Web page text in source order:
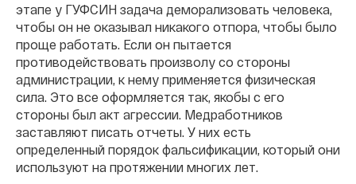
этапе у ГУФСИН задача деморализовать человека,
чтобы он не оказывал никакого отпора, чтобы было
проще работать. Если он пытается
противодействовать произволу со стороны
администрации, к нему применяется физическая
сила. Это все оформляется так, якобы с его
стороны был акт агрессии. Медработников
заставляют писать отчеты. У них есть
определенный порядок фальсификации, который они
используют на протяжении многих лет.